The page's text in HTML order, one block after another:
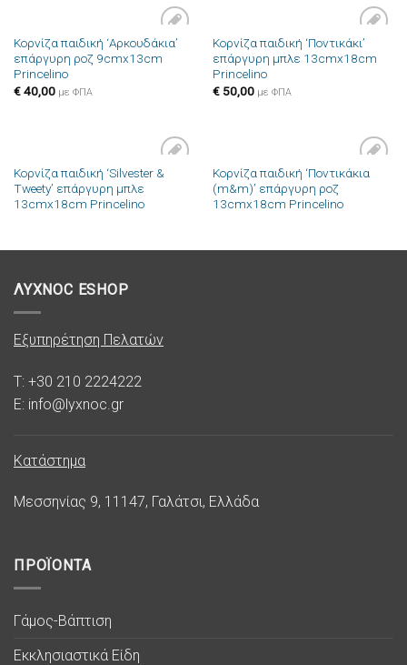
Πρόσθήκη
στην λίστα
Κορνίζα παιδική ‘Αρκουδάκια’
επάργυρη ροζ 9cmx13cm
Princelino
€40,00 με ΦΠΑ
Πρόσθήκη
στην λίστα
Κορνίζα παιδική ‘Ποντικάκι’
επάργυρη μπλε 13cmx18cm
Princelino
€50,00 με ΦΠΑ
Πρόσθήκη
στην λίστα
επιθυμιών
Κορνίζα παιδική ‘Silvester &
Tweety’ επάργυρη μπλε
13cmx18cm Princelino
Πρόσθήκη
στην λίστα
επιθυμιών
Κορνίζα παιδική ‘Ποντικάκια
(m&m)’ επάργυρη ροζ
13cmx18cm Princelino
ΛΥΧΝΟC ESHOP
Εξυπηρέτηση Πελατών
T: +30 210 2224222
E: info@lyxnoc.gr
Κατάστημα
Μεσσηνίας 9, 11147, Γαλάτσι, Ελλάδα
ΠΡΟΪΟΝΤΑ
Γάμος-Βάπτιση
Εκκλησιαστικά Είδη